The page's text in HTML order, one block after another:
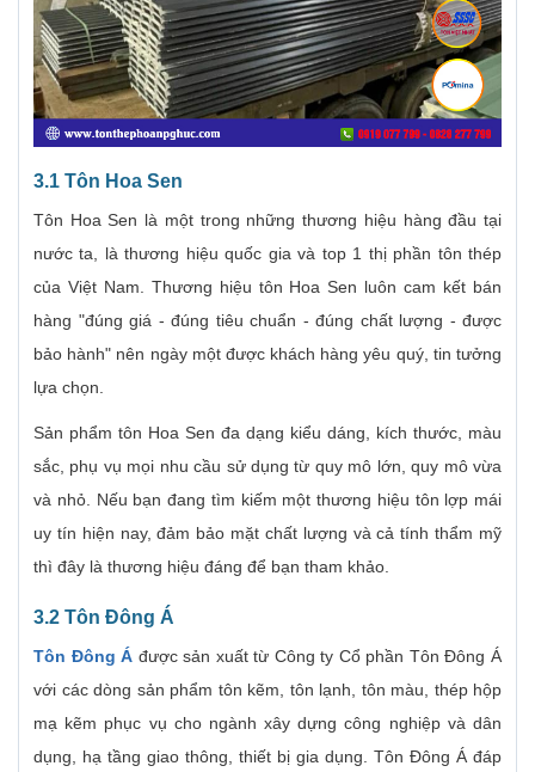
3.1 Tôn Hoa Sen
Tôn Hoa Sen là một trong những thương hiệu hàng đầu tại
nước ta, là thương hiệu quốc gia và top 1 thị phần tôn thép
của Việt Nam. Thương hiệu tôn Hoa Sen luôn cam kết bán
hàng "đúng giá - đúng tiêu chuẩn - đúng chất lượng - được
bảo hành" nên ngày một được khách hàng yêu quý, tin tưởng
lựa chọn.
Sản phẩm tôn Hoa Sen đa dạng kiểu dáng, kích thước, màu
sắc, phụ vụ mọi nhu cầu sử dụng từ quy mô lớn, quy mô vừa
và nhỏ. Nếu bạn đang tìm kiếm một thương hiệu tôn lợp mái
uy tín hiện nay, đảm bảo mặt chất lượng và cả tính thẩm mỹ
thì đây là thương hiệu đáng để bạn tham khảo.
3.2 Tôn Đông Á
Tôn Đông Á được sản xuất từ Công ty Cổ phần Tôn Đông Á
với các dòng sản phẩm tôn kẽm, tôn lạnh, tôn màu, thép hộp
mạ kẽm phục vụ cho ngành xây dựng công nghiệp và dân
dụng, hạ tầng giao thông, thiết bị gia dụng. Tôn Đông Á đáp